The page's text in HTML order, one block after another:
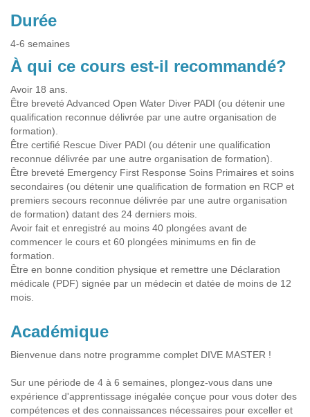
Durée
4-6 semaines
À qui ce cours est-il recommandé?
Avoir 18 ans.
Être breveté Advanced Open Water Diver PADI (ou détenir une
qualification reconnue délivrée par une autre organisation de
formation).
Être certifié Rescue Diver PADI (ou détenir une qualification
reconnue délivrée par une autre organisation de formation).
Être breveté Emergency First Response Soins Primaires et soins
secondaires (ou détenir une qualification de formation en RCP et
premiers secours reconnue délivrée par une autre organisation
de formation) datant des 24 derniers mois.
Avoir fait et enregistré au moins 40 plongées avant de
commencer le cours et 60 plongées minimums en fin de
formation.
Être en bonne condition physique et remettre une Déclaration
médicale (PDF) signée par un médecin et datée de moins de 12
mois.
Académique
Bienvenue dans notre programme complet DIVE MASTER !
Sur une période de 4 à 6 semaines, plongez-vous dans une
expérience d'apprentissage inégalée conçue pour vous doter des
compétences et des connaissances nécessaires pour exceller et